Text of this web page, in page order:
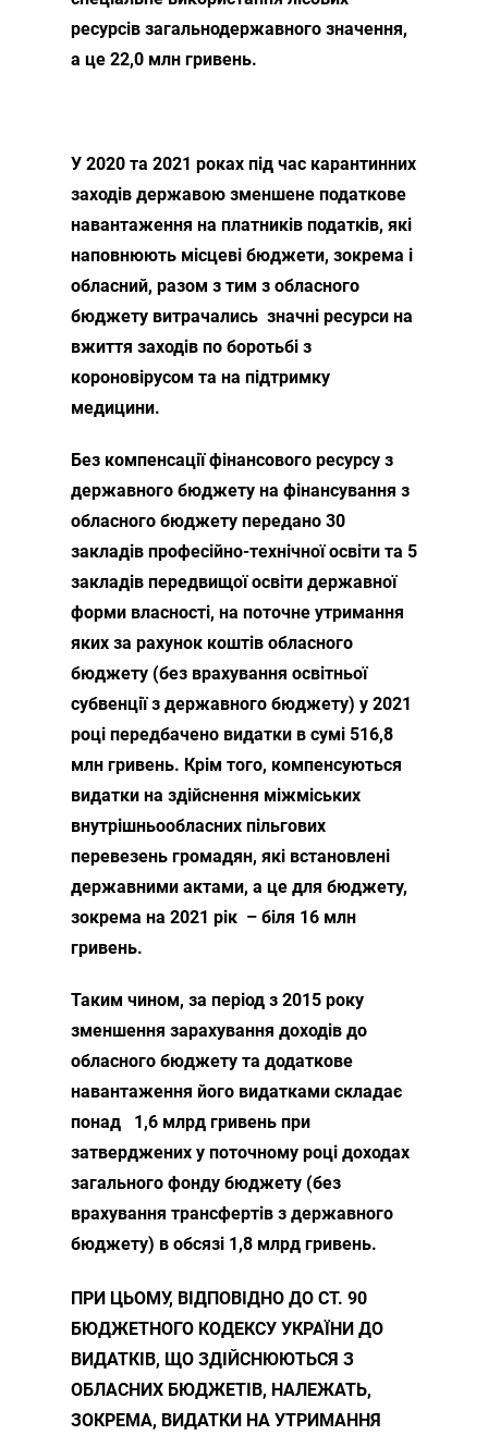
ресурсів загальнодержавного значення,
а це 22,0 млн гривень.
У 2020 та 2021 роках під час карантинних
заходів державою зменшене податкове
навантаження на платників податків, які
наповнюють місцеві бюджети, зокрема і
обласний, разом з тим з обласного
бюджету витрачались значні ресурси на
вжиття заходів по боротьбі з
короновірусом та на підтримку
медицини.
Без компенсації фінансового ресурсу з
державного бюджету на фінансування з
обласного бюджету передано 30
закладів професійно-технічної освіти та 5
закладів передвищої освіти державної
форми власності, на поточне утримання
яких за рахунок коштів обласного
бюджету (без врахування освітньої
субвенції з державного бюджету) у 2021
році передбачено видатки в сумі 516,8
млн гривень. Крім того, компенсуються
видатки на здійснення міжміських
внутрішньообласних пільгових
перевезень громадян, які встановлені
державними актами, а це для бюджету,
зокрема на 2021 рік – біля 16 млн
гривень.
Таким чином, за період з 2015 року
зменшення зарахування доходів до
обласного бюджету та додаткове
навантаження його видатками складає
понад 1,6 млрд гривень при
затверджених у поточному році доходах
загального фонду бюджету (без
врахування трансфертів з державного
бюджету) в обсязі 1,8 млрд гривень.
ПРИ ЦЬОМУ, ВІДПОВІДНО ДО СТ. 90
БЮДЖЕТНОГО КОДЕКСУ УКРАЇНИ ДО
ВИДАТКІВ, ЩО ЗДІЙСНЮЮТЬСЯ З
ОБЛАСНИХ БЮДЖЕТІВ, НАЛЕЖАТЬ,
ЗОКРЕМА, ВИДАТКИ НА УТРИМАННЯ